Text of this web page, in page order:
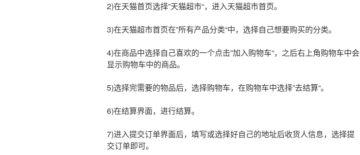
2)在天猫首页选择”天猫超市“，进入天猫超市首页。
3)在天猫超市首页在”所有产品分类“中，选择自己想要购买的分类。
4)在商品中选择自己喜欢的一个点击”加入购物车“，之后右上角购物车中会
显示购物车中的商品。
5)选择完需要的物品后，选择购物车，在购物车中选择”去结算“。
6)在结算界面，进行结算。
7)进入提交订单界面后，填写或选择好自己的地址后收货人信息，选择提
交订单即可。